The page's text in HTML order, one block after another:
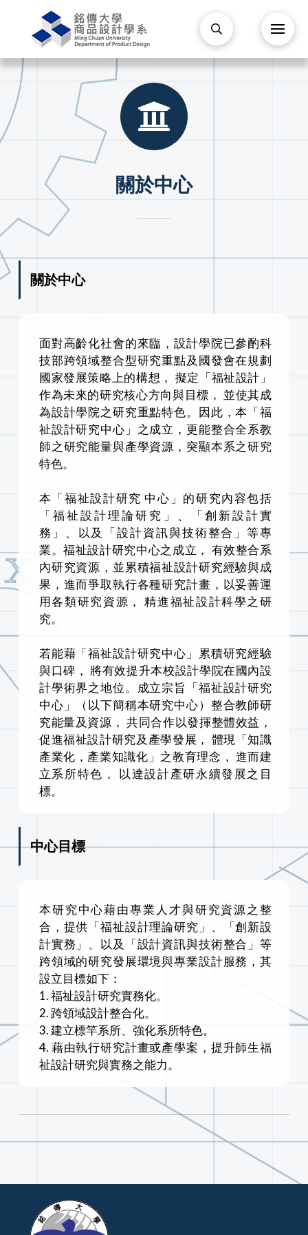
關於中心
關於中心
面對高齡化社會的來臨，設計學院已參酌科
技部跨領域整合型研究重點及國發會在規劃
國家發展策略上的構想， 擬定「福祉設計」
作為未來的研究核心方向與目標， 並使其成
為設計學院之研究重點特色。因此，本「福
祉設計研究中心」之成立，更能整合全系教
師之研究能量與產學資源，突顯本系之研究
特色。
本「福祉設計研究 中心」的研究內容包括
「福祉設計理論研究」、「創新設計實
務」、以及「設計資訊與技術整合」等專
業。福祉設計研究中心之成立， 有效整合系
內研究資源，並累積福祉設計研究經驗與成
果，進而爭取執行各種研究計畫，以妥善運
用各類研究資源， 精進福祉設計科學之研
究。
若能藉「福祉設計研究中心」累積研究經驗
與口碑， 將有效提升本校設計學院在國內設
計學術界之地位。成立宗旨「福祉設計研究
中心」（以下簡稱本研究中心）整合教師研
究能量及資源， 共同合作以發揮整體效益，
促進福祉設計研究及產學發展， 體現「知識
產業化，產業知識化」之教育理念， 進而建
立系所特色， 以達設計產研永續發展之目
標。
中心目標
本研究中心藉由專業人才與研究資源之整
合，提供「福祉設計理論研究」、「創新設
計實務」、以及「設計資訊與技術整合」等
跨領域的研究發展環境與專業設計服務，其
設立目標如下：
1. 福祉設計研究實務化。
2. 跨領域設計整合化。
3. 建立標竿系所、強化系所特色。
4. 藉由執行研究計畫或產學案，提升師生福
祉設計研究與實務之能力。